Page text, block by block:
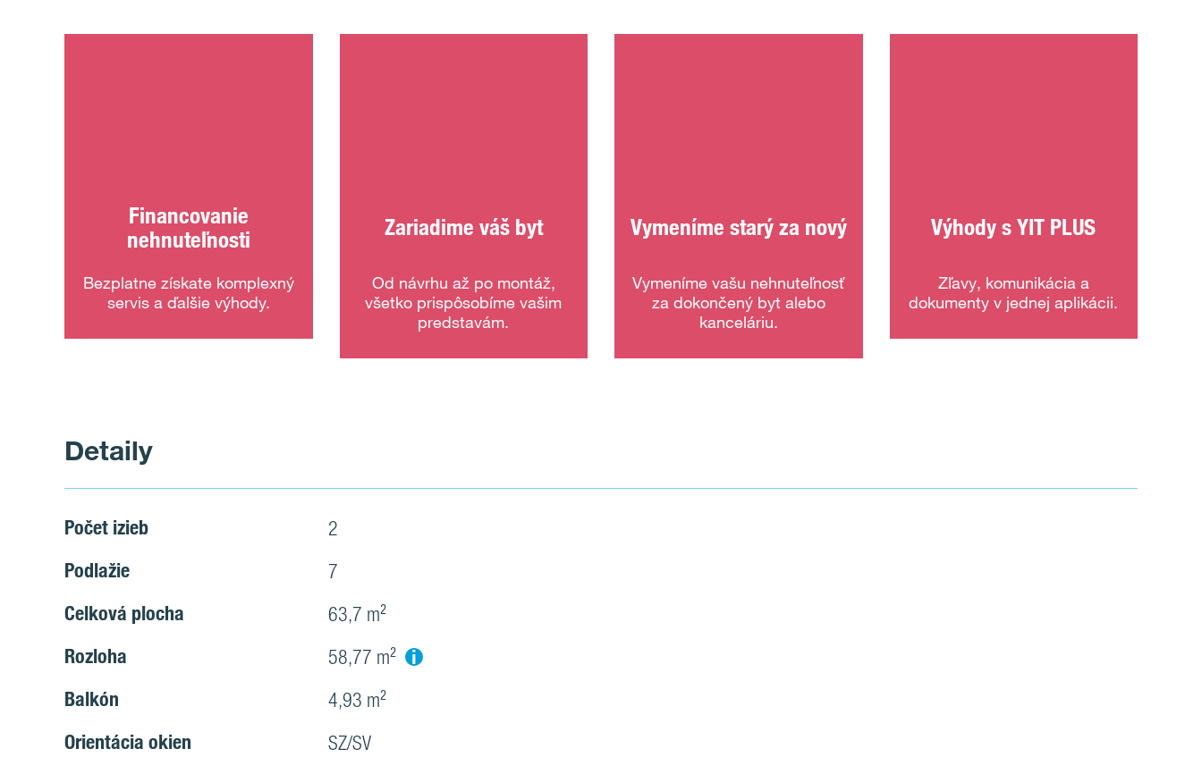
Financovanie
nehnuteľnosti
Bezplatne získate komplexný
servis a ďalšie výhody.
Zariadime váš byt
Od návrhu až po montáž,
všetko prispôsobíme vašim
predstavám.
Vymeníme starý za nový
Vymeníme vašu nehnuteľnosť
za dokončený byt alebo
kanceláriu.
Výhody s YIT PLUS
Zľavy, komunikácia a
dokumenty v jednej aplikácii.
Detaily
Počet izieb 2
Podlažie 7
Celková plocha 63,7 m²
Rozloha 58,77 m² i
Balkón 4,93 m²
Orientácia okien SZ/SV